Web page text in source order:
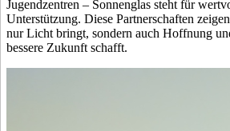
Jugendzentren – Sonnenglas steht für
Unterstützung. Diese Partnerschaften
nur Licht bringt, sondern auch Hoffnung
bessere Zukunft schafft.